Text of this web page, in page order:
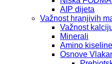
AIP dijeta
Važnost hranjivih
Važnost
Minerali
Amino
Osnove